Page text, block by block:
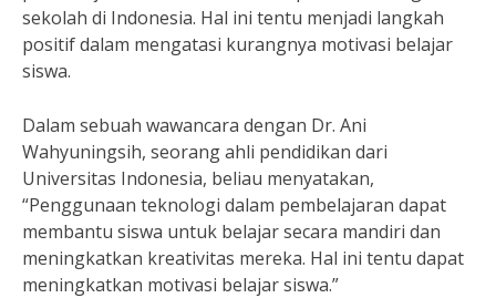
sekolah di Indonesia. Hal ini tentu menjadi langkah
positif dalam mengatasi kurangnya motivasi belajar
siswa.
Dalam sebuah wawancara dengan Dr. Ani
Wahyuningsih, seorang ahli pendidikan dari
Universitas Indonesia, beliau menyatakan,
“Penggunaan teknologi dalam pembelajaran dapat
membantu siswa untuk belajar secara mandiri dan
meningkatkan kreativitas mereka. Hal ini tentu dapat
meningkatkan motivasi belajar siswa.”